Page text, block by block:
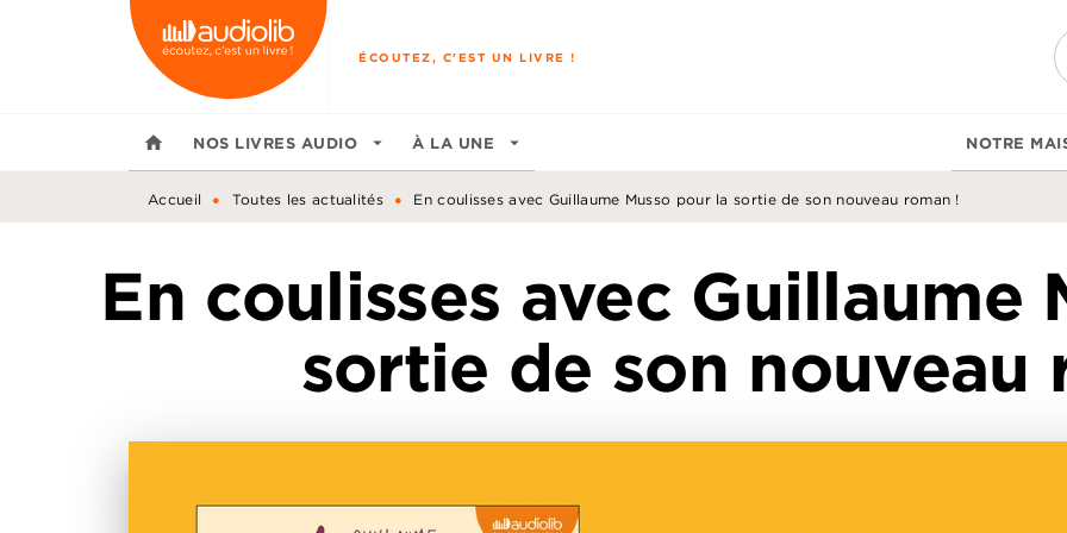
MENU RECHERCHE
ÉCOUTEZ, C'EST UN LIVRE !
home NOS LIVRES AUDIO arrow_drop_down À LA UNE arrow_drop_down NOTRE
Accueil • Toutes les actualités • En coulisses avec Guillaume Musso pour la sortie de son nouveau roman !
En coulisses avec Guillaume
sortie de son nouveau